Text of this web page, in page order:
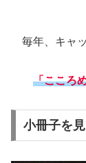
毎年、キャ
「こころ
小冊子を見